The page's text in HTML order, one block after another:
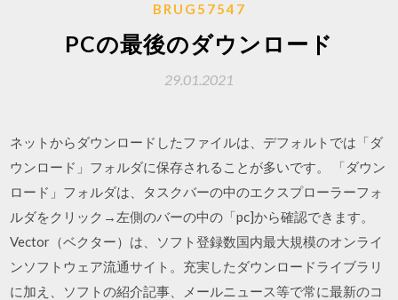
BRUG57547
PCの最後のダウンロード
29.01.2021
ネットからダウンロードしたファイルは、デフォルトでは「ダ
ウンロード」フォルダに保存されることが多いです。 「ダウン
ロード」フォルダは、タスクバーの中のエクスプローラーフォ
ルダをクリック→左側のバーの中の「pc]から確認できます。
Vector（ベクター）は、ソフト登録数国内最大規模のオンライ
ンソフトウェア流通サイト。充実したダウンロードライブラリ
に加え、ソフトの紹介記事、メールニュース等で常に最新のコ